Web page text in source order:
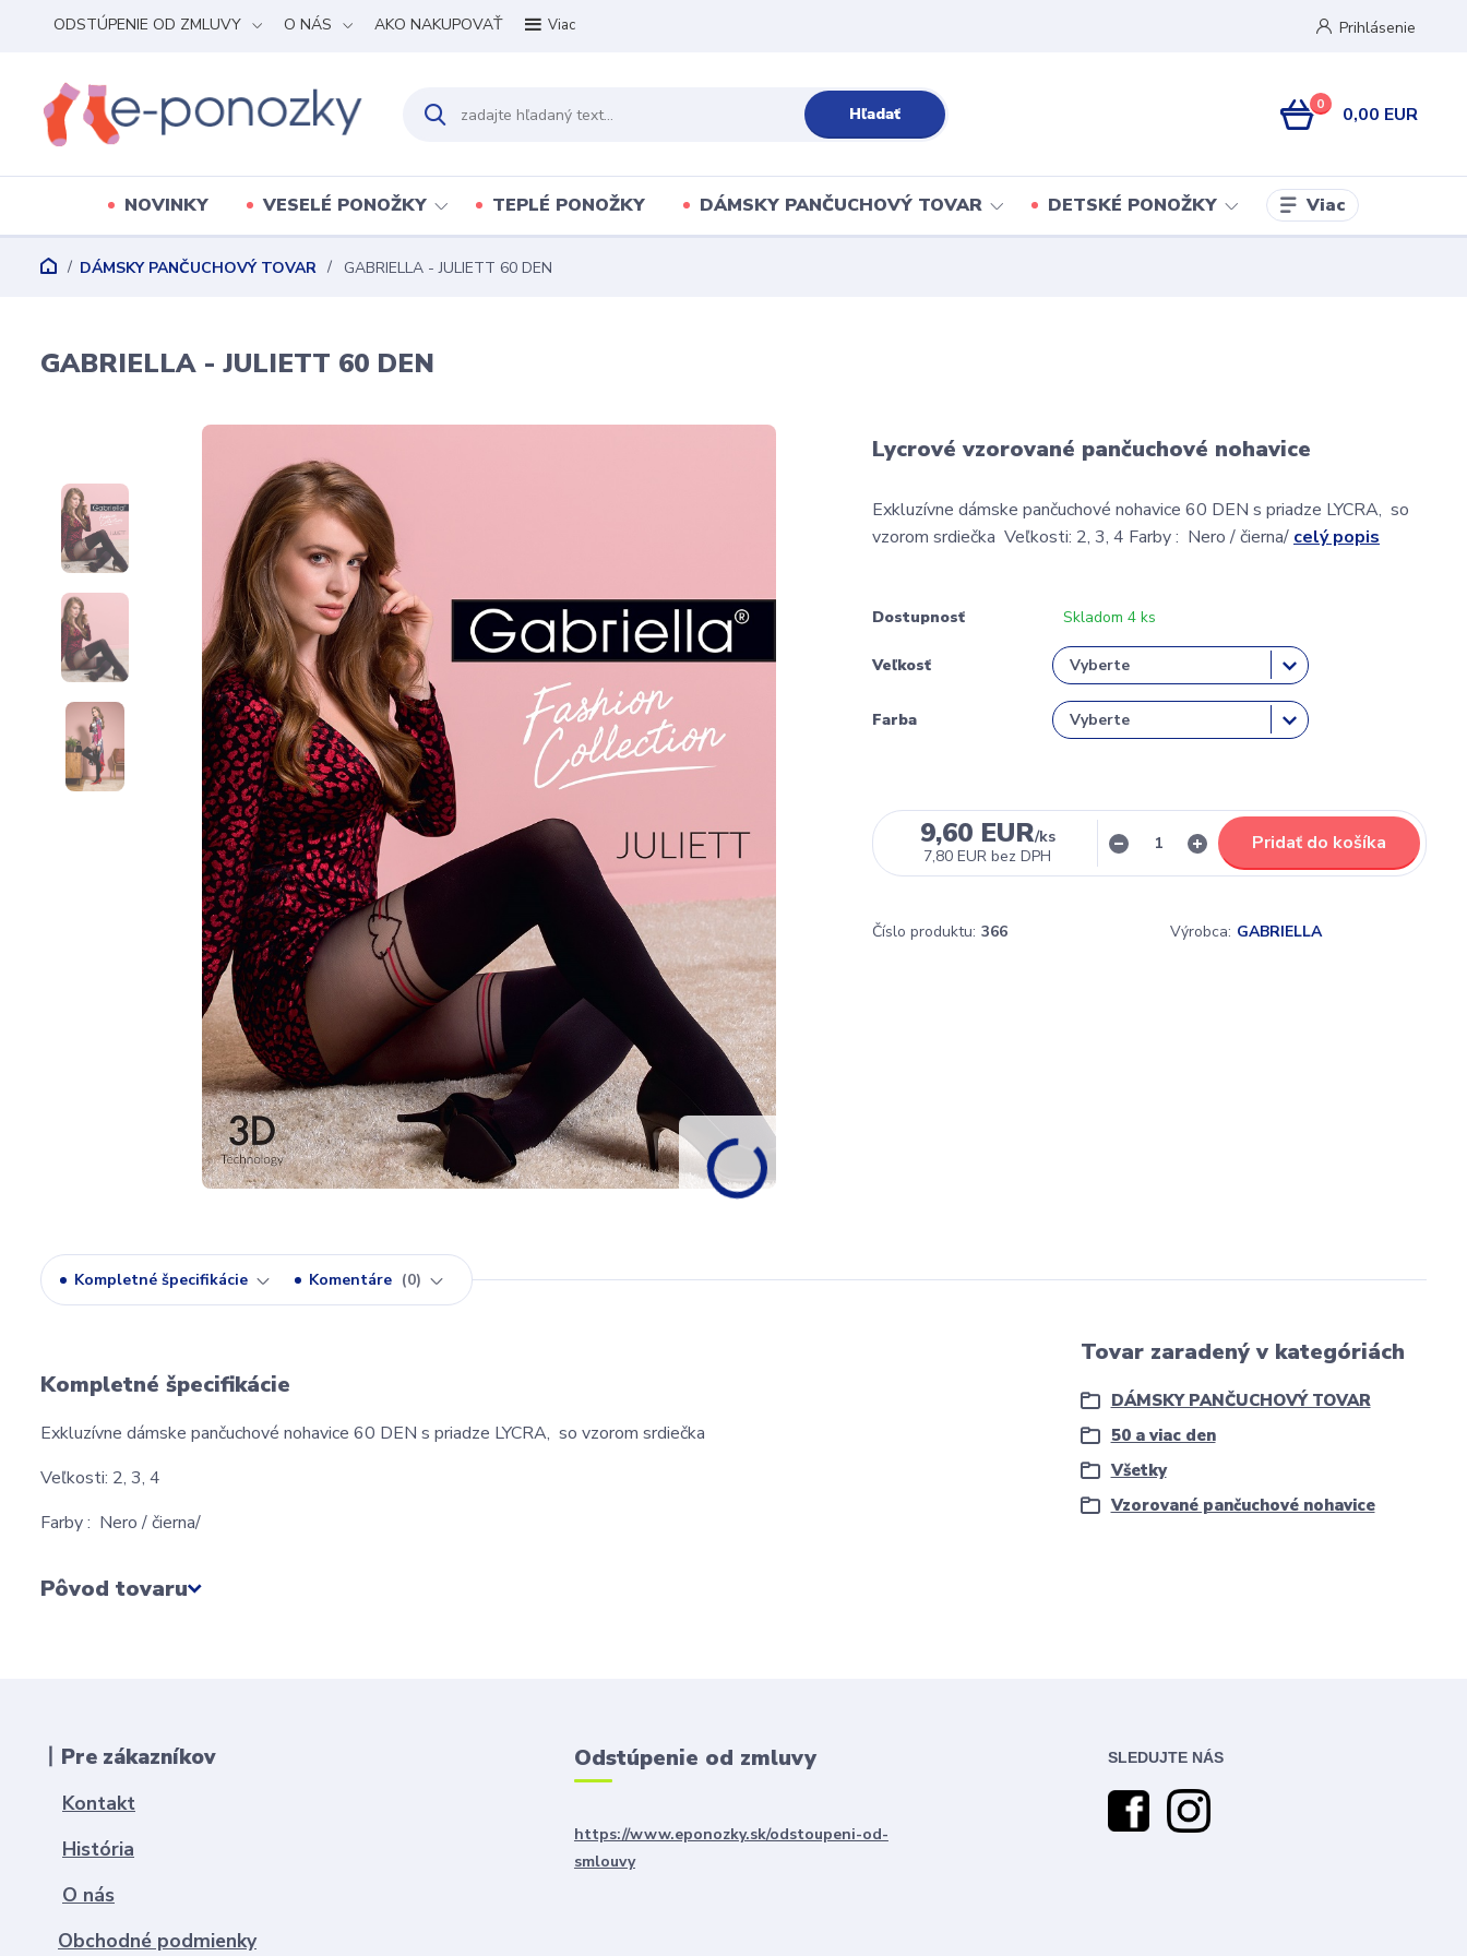
ODSTÚPENIE OD ZMLUVY O NÁS AKO NAKUPOVAŤ Viac Prihlásenie
Hľadať 0 0,00 EUR
NOVINKY VESELÉ PONOŽKY TEPLÉ PONOŽKY DÁMSKY PANČUCHOVÝ TOVAR DETSKÉ PONOŽKY Viac
DÁMSKY PANČUCHOVÝ TOVAR GABRIELLA - JULIETT 60 DEN
GABRIELLA - JULIETT 60 DEN
Lycrové vzorované pančuchové nohavice
Exkluzívne dámske pančuchové nohavice 60 DEN s priadze LYCRA, so
vzorom srdiečka Veľkosti: 2, 3, 4 Farby : Nero / čierna/ celý popis
Dostupnosť Skladom 4 ks
Veľkosť
Farba
9,60 EUR/ks
7,80 EUR bez DPH
Pridať do košíka
Číslo produktu: 366 Výrobca: GABRIELLA
Kompletné špecifikácie Komentáre 0
Kompletné špecifikácie
Exkluzívne dámske pančuchové nohavice 60 DEN s priadze LYCRA, so vzorom srdiečka
Veľkosti: 2, 3, 4
Farby : Nero / čierna/
Pôvod tovaru
Tovar zaradený v kategóriách
DÁMSKY PANČUCHOVÝ TOVAR
50 a viac den
Všetky
Vzorované pančuchové nohavice
丨Pre zákazníkov
Kontakt
História
O nás
Obchodné podmienky
Odstúpenie od zmluvy
https://www.eponozky.sk/odstoupeni-od-
smlouvy
SLEDUJTE NÁS